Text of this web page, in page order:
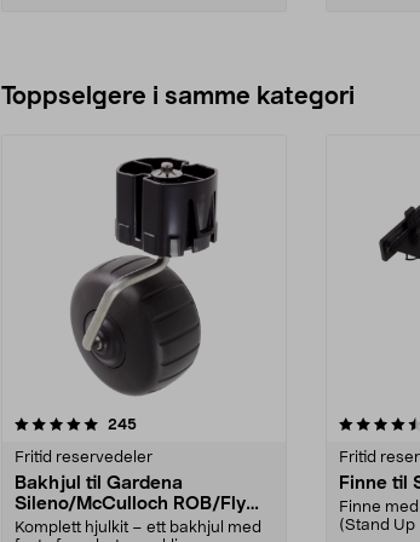
Toppselgere i samme kategori
245anmeldelser
Fritid reservedeler
Bakhjul til Gardena
Sileno/McCulloch ROB/Flymo
Easilife
Komplett hjulkit – ett bakhjul med
4.5 av 5 stjerner
Fritid
Finne til
Finne
(Stand Up